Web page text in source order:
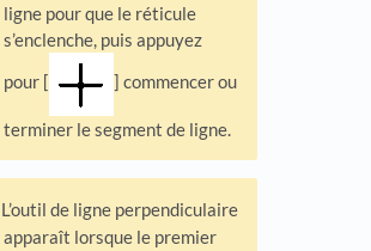
ligne pour que le réticule
s’enclenche, puis appuyez
pour [
] commencer ou
terminer le segment de ligne.
L’outil de ligne perpendiculaire
apparaît lorsque le premier